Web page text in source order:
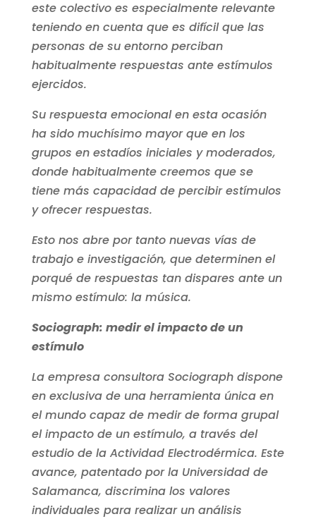
este colectivo es especialmente relevante
teniendo en cuenta que es difícil que las
personas de su entorno perciban
habitualmente respuestas ante estímulos
ejercidos.
Su respuesta emocional en esta ocasión
ha sido muchísimo mayor que en los
grupos en estadíos iniciales y moderados,
donde habitualmente creemos que se
tiene más capacidad de percibir estímulos
y ofrecer respuestas.
Esto nos abre por tanto nuevas vías de
trabajo e investigación, que determinen el
porqué de respuestas tan dispares ante un
mismo estímulo: la música.
Sociograph: medir el impacto de un
estímulo
La empresa consultora Sociograph dispone
en exclusiva de una herramienta única en
el mundo capaz de medir de forma grupal
el impacto de un estímulo, a través del
estudio de la Actividad Electrodérmica. Este
avance, patentado por la Universidad de
Salamanca, discrimina los valores
individuales para realizar un análisis